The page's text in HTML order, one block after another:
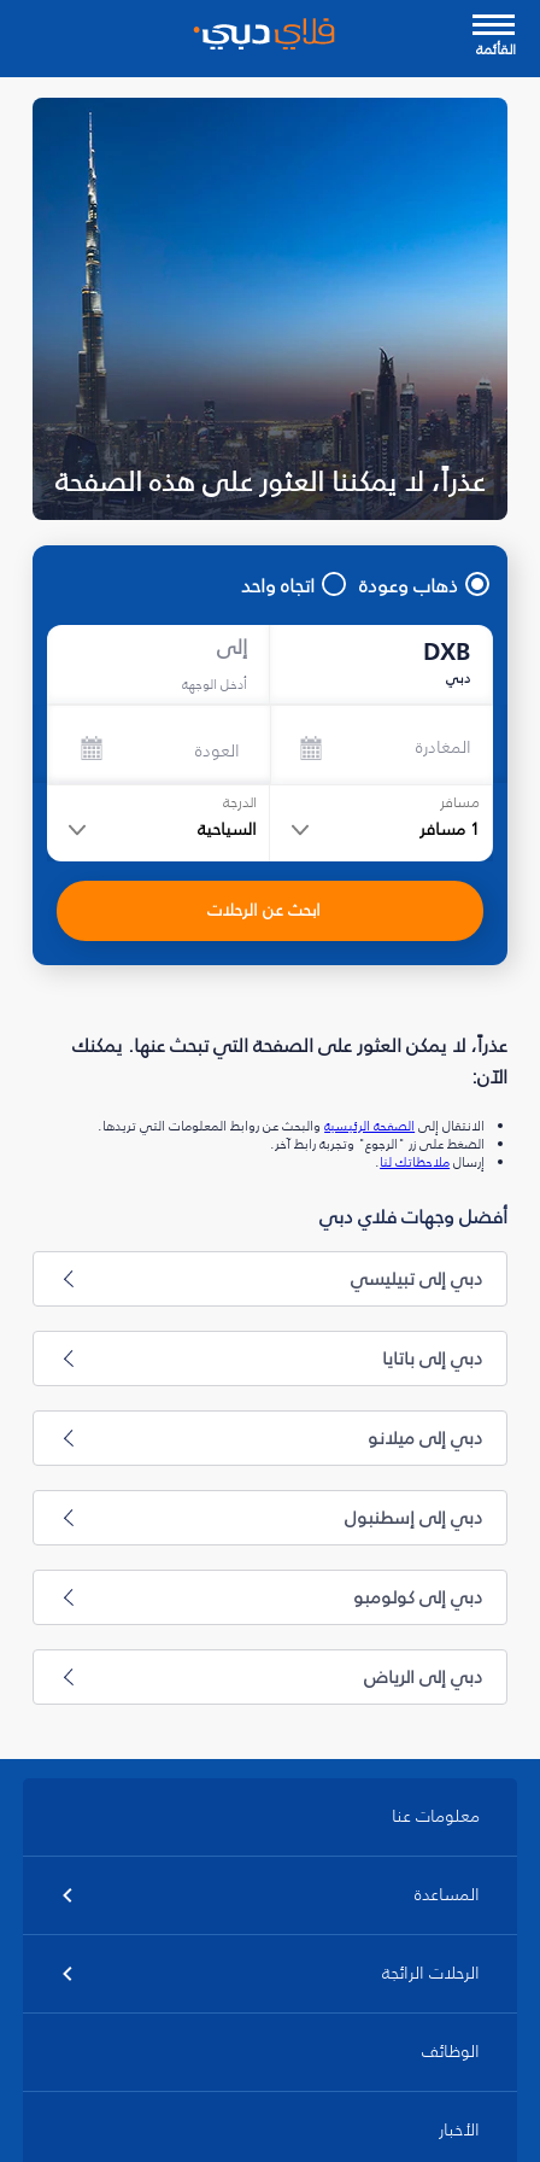
القأئمة
عذراً، لا يمكننا العثور على هذه الصفحة
ذهاب وعودة اتجاه واحد
DXB
دبي
إلى
أدخل الوجهة
المغادرة العودة
مسافر
1 مسافر
الدرجة
السياحية
ابحث عن الرحلات
عذراً، لا يمكن العثور على الصفحة التي تبحث عنها. يمكنك
الآن:
الانتقال إلىالصفحة الرئيسيةوالبحث عن روابط المعلومات التي تريدها.
الضغط على زر "الرجوع" وتجربة رابط آخر.
إرسالملاحظاتك لنا.
أفضل وجهات فلاي دبي
دبي إلى تبيليسي
دبي إلى باتايا
دبي إلى ميلانو
دبي إلى إسطنبول
دبي إلى كولومبو
دبي إلى الرياض
معلومات عنا
المساعدة
الرحلات الرائجة
الوظائف
الأخبار